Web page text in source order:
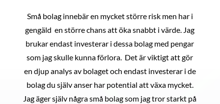
Små bolag innebär en mycket större risk men har i
gengäld en större chans att öka snabbt i värde. Jag
brukar endast investerar i dessa bolag med pengar
som jag skulle kunna förlora. Det är viktigt att gör
en djup analys av bolaget och endast investerar i de
bolag du själv anser har potential att växa mycket.
Jag äger själv några små bolag som jag tror starkt på